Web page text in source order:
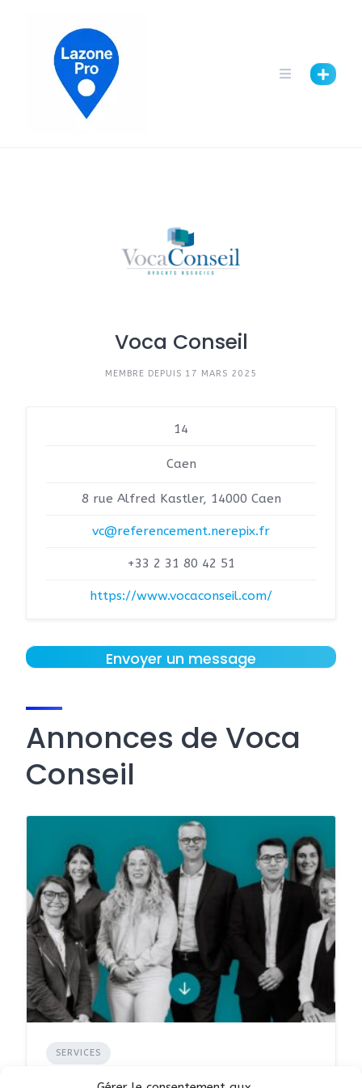
Voca Conseil
MEMBRE DEPUIS 17 MARS 2025
14
Caen
8 rue Alfred Kastler, 14000 Caen
vc@referencement.nerepix.fr
+33 2 31 80 42 51
https://www.vocaconseil.com/
Envoyer un message
Annonces de Voca
Conseil
SERVICES
Voca Conseil - avocat à